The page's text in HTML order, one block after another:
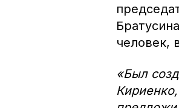
человек,
«Был